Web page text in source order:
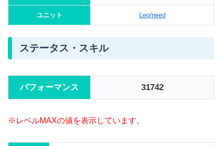
ユニット Leo/need
ステータス・スキル
パフォーマンス 31742
※レベルMAXの値を表示しています。